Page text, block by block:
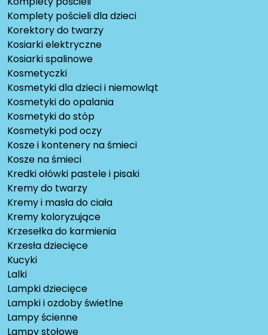
Komplety pościeli dla dzieci
Korektory do twarzy
Kosiarki elektryczne
Kosiarki spalinowe
Kosmetyczki
Kosmetyki dla dzieci i niemowląt
Kosmetyki do opalania
Kosmetyki do stóp
Kosmetyki pod oczy
Kosze i kontenery na śmieci
Kosze na śmieci
Kredki ołówki pastele i pisaki
Kremy do twarzy
Kremy i masła do ciała
Kremy koloryzujące
Krzesełka do karmienia
Krzesła dziecięce
Kucyki
Lalki
Lampki dziecięce
Lampki i ozdoby świetlne
Lampy ścienne
Lampy stołowe